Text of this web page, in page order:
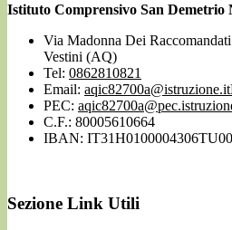
Istituto Comprensivo San Demetrio
Via Madonna Dei
Vestini (AQ)
Tel: 0862810821
Email: aqic82700a@istruzione.it
PEC:
C.F.: 80005610664
IBAN:
Sezione Link Utili